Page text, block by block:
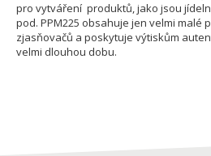
pro vytváření produktů, jako jsou
pod. PPM225 obsahuje jen velmi malé
zjasňovačů a poskytuje výtiskům
velmi dlouhou dobu.